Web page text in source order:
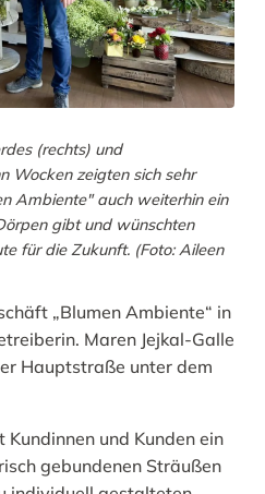
(rechts) und
Wocken zeigten sich sehr
Ambiente" auch weiterhin ein
gibt und wünschten
für die Zukunft. (Foto: Aileen
„Blumen Ambiente“ in
Maren Jejkal-Galle
Hauptstraße unter dem
und Kunden ein
gebundenen Sträußen